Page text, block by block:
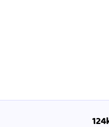
124